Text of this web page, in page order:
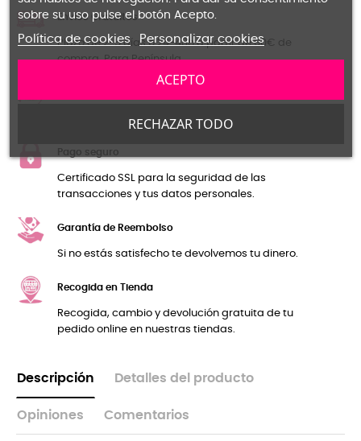
Envíos Gratuítos
Plazo de 2-5 días o 24-48h a partir de 60€ de
compra. Para Península.
Primer cambio o devolución Gratuíto en Península.
Pago seguro
Certificado SSL para la seguridad de las
transacciones y tus datos personales.
Garantía de Reembolso
Si no estás satisfecho te devolvemos tu dinero.
Recogida en Tienda
Recogida, cambio y devolución gratuita de tu
pedido online en nuestras tiendas.
Descripción Detalles del producto
Opiniones Comentarios
sobre su uso pulse el botón Acepto.
Política de cookies Personalizar cookies
RECHAZAR TODO
ACEPTO